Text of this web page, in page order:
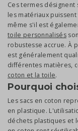
Ces termes désignent
les matériaux
même s'il est
toile personnalisés
robustesse accrue. À
est généralement
différentes matières,
coton et la toile.
Pourquoi
Les sacs en coton
en plastique.
déchets plastiques et